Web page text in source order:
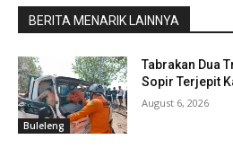
BERITA MENARIK LAINNYA
Buleleng
Tabrakan Dua
Sopir Terjepit
August 6, 2026